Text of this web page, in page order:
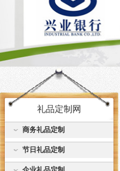
礼品定制网
商务礼品定制
节日礼品定制